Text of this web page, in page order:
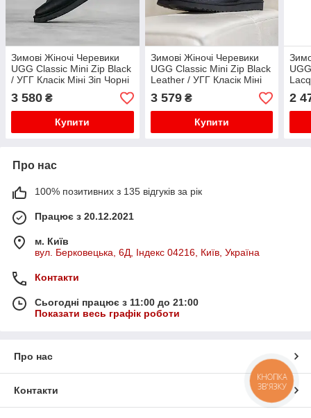
Зимові Жіночі Черевики
UGG Classic Mini Zip Black
/ УГГ Класік Міні Зіп Чорні
3 580 ₴
Купити
Зимові Жіночі Черевики
UGG Classic Mini Zip Black
Leather / УГГ Класік Міні
Зіп Лезер Чорні
3 579₴
Купити
Зіп
2
Про нас
100% позитивних з 135 відгуків за рік
Працює з 20.12.2021
м. Київ
вул. Берковецька, 6Д, Індекс 04216, Київ, Україна
Контакти
Сьогодні працює з 11:00 до 21:00
Показати весь графік роботи
Про нас
Контакти
КНОПКА
ЗВ'ЯЗКУ